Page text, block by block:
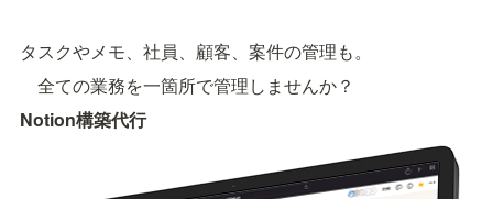
タスクやメモ、社員、顧客、案件の管理も。
    全ての業務を一箇所で管理しませんか？
Notion構築代行